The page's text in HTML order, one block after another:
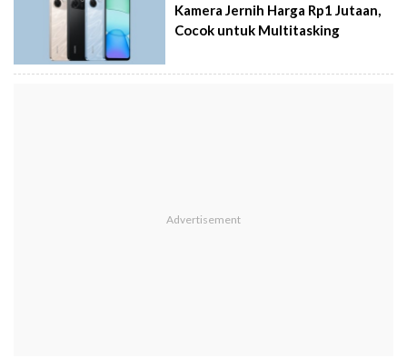
Kamera Jernih Harga Rp1 Jutaan,
Cocok untuk Multitasking